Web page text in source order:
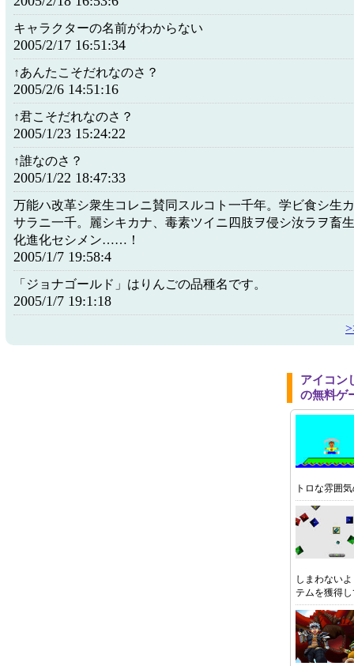
キャラクターの名前がわからない
2005/2/17 16:51:34
↑あんたこそだれなのさ？
2005/2/6 14:51:16
↑君こそだれなのさ？
2005/1/23 15:24:22
↑誰なのさ？
2005/1/22 18:47:33
万能ハ改革シ衆生コレニ賛同スルコト一千年。学ビ食シ生
サラニ一千。麗シキカナ、毒素ツイニ四肢ヲ侵シ汝ラヲ畜
化進化セシメン……！
2005/1/7 19:58:4
「ジョナゴールド」はりんごの品種名です。
2005/1/7 19:1:18
アイコン
の無料ゲ
トロな雰囲
しまわない
テムを獲得